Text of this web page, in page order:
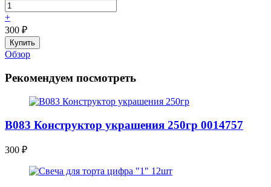
+
300 ₽
Обзор
Рекомендуем посмотреть
В083 Конструктор украшения 250гр 0014757
300 ₽